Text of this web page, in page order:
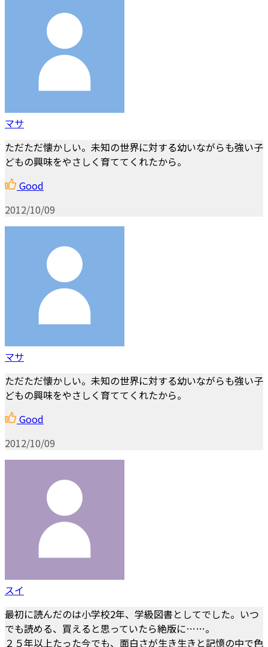
マサ
ただただ懐かしい。未知の世界に対する幼いながらも強い子
どもの興味をやさしく育ててくれたから。
Good
2012/10/09
マサ
ただただ懐かしい。未知の世界に対する幼いながらも強い子
どもの興味をやさしく育ててくれたから。
Good
2012/10/09
スイ
最初に読んだのは小学校2年、学級図書としてでした。いつ
でも読める、買えると思っていたら絶版に……。
２５年以上たった今でも、面白さが生き生きと記憶の中で色